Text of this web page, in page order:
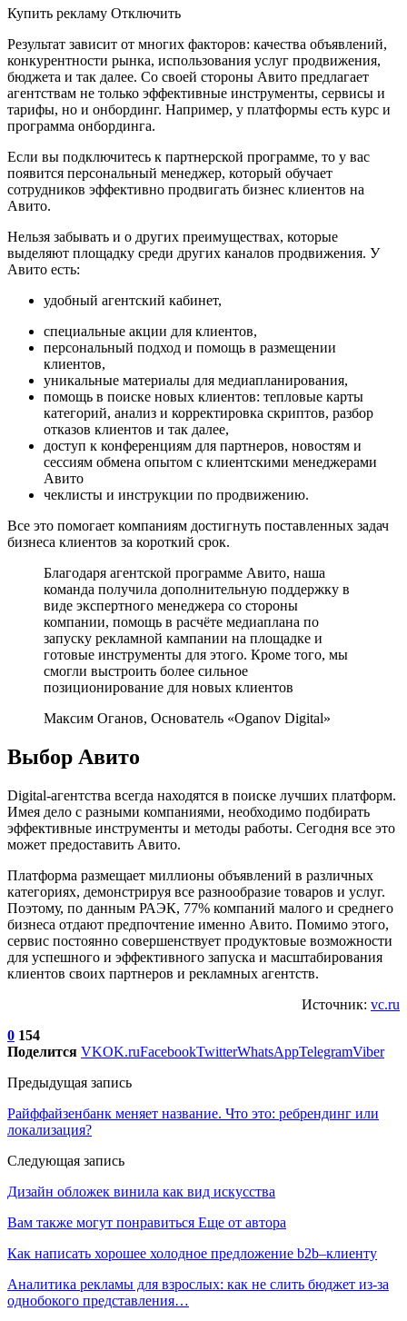
Купить рекламу Отключить
Результат зависит от многих факторов: качества объявлений,
конкурентности рынка, использования услуг продвижения,
бюджета и так далее. Со своей стороны Авито предлагает
агентствам не только эффективные инструменты, сервисы и
тарифы, но и онбординг. Например, у платформы есть курс и
программа онбординга.
Если вы подключитесь к партнерской программе, то у вас
появится персональный менеджер, который обучает
сотрудников эффективно продвигать бизнес клиентов на
Авито.
Нельзя забывать и о других преимуществах, которые
выделяют площадку среди других каналов продвижения. У
Авито есть:
удобный агентский кабинет,
специальные акции для клиентов,
персональный подход и помощь в размещении
клиентов,
уникальные материалы для медиапланирования,
помощь в поиске новых клиентов: тепловые карты
категорий, анализ и корректировка скриптов, разбор
отказов клиентов и так далее,
доступ к конференциям для партнеров, новостям и
сессиям обмена опытом с клиентскими менеджерами
Авито
чеклисты и инструкции по продвижению.
Все это помогает компаниям достигнуть поставленных задач
бизнеса клиентов за короткий срок.
Благодаря агентской программе Авито, наша
команда получила дополнительную поддержку в
виде экспертного менеджера со стороны
компании, помощь в расчёте медиаплана по
запуску рекламной кампании на площадке и
готовые инструменты для этого. Кроме того, мы
смогли выстроить более сильное
позиционирование для новых клиентов
Максим Оганов, Основатель «Oganov Digital»
Выбор Авито
Digital-агентства всегда находятся в поиске лучших платформ.
Имея дело с разными компаниями, необходимо подбирать
эффективные инструменты и методы работы. Сегодня все это
может предоставить Авито.
Платформа размещает миллионы объявлений в различных
категориях, демонстрируя все разнообразие товаров и услуг.
Поэтому, по данным РАЭК, 77% компаний малого и среднего
бизнеса отдают предпочтение именно Авито. Помимо этого,
сервис постоянно совершенствует продуктовые возможности
для успешного и эффективного запуска и масштабирования
клиентов своих партнеров и рекламных агентств.
Источник: vc.ru
0 154
Поделится VKOK.ruFacebookTwitterWhatsAppTelegramViber
Предыдущая запись
Райффайзенбанк меняет название. Что это: ребрендинг или
локализация?
Следующая запись
Дизайн обложек винила как вид искусства
Вам также могут понравиться Еще от автора
Как написать хорошее холодное предложение b2b–клиенту
Аналитика рекламы для взрослых: как не слить бюджет из-за
однобокого представления…